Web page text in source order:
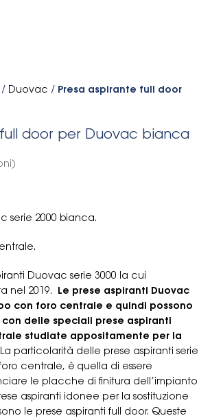
/ Duovac / Presa aspirante full door
door per Duovac bianca
serie 2000 bianca.
Duovac serie 3000 la cui
nel 2019. Le prese aspiranti Duovac
con foro centrale e quindi possono
delle speciali prese aspiranti
studiate appositamente per la
La particolarità delle prese aspiranti serie
centrale, è quella di essere
le placche di finitura dell’impianto
aspiranti idonee per la sostituzione
le prese aspiranti full door. Queste